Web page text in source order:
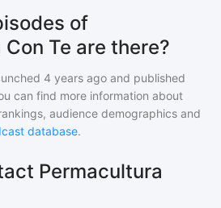
of
Te are there?
4 years ago and published
can find more information about
audience demographics and
database.
Permacultura